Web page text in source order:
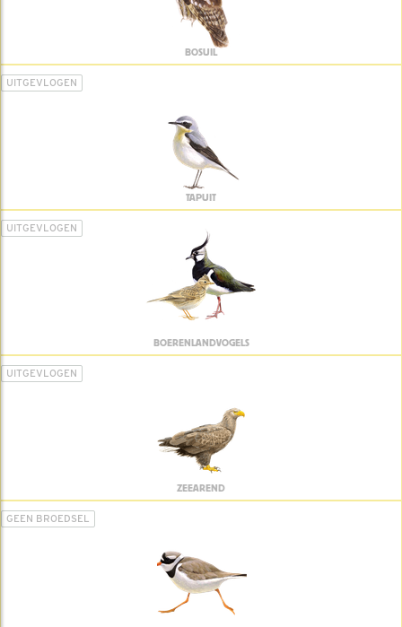
BOSUIL
UITGEVLOGEN
TAPUIT
UITGEVLOGEN
BOERENLANDVOGELS
UITGEVLOGEN
ZEEAREND
GEEN BROEDSEL